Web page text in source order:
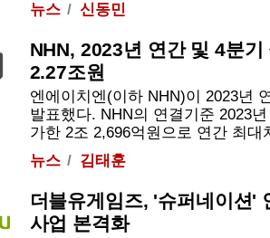
뉴스
신동민
NHN, 2023년 연간 및 4분기
2.27조원
엔에이치엔(이하 NHN)이 2023년
발표했다. NHN의 연결기준 2023
가한 2조 2,696억원으로 연간 최대
뉴스
김태훈
더블유게임즈, '슈퍼네이션'
사업 본격화